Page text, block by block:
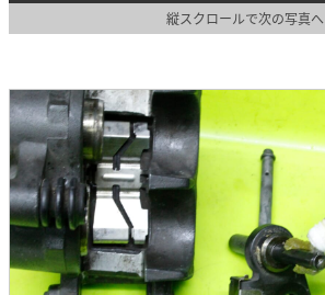
縦スクロールで次の写真へ